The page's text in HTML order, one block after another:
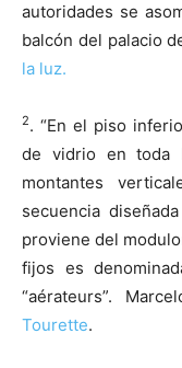
autoridades se
balcón del palacio
la luz.
2. “En el piso
de vidrio en toda
montantes
secuencia
proviene del
fijos es
“aérateurs”.
Tourette.